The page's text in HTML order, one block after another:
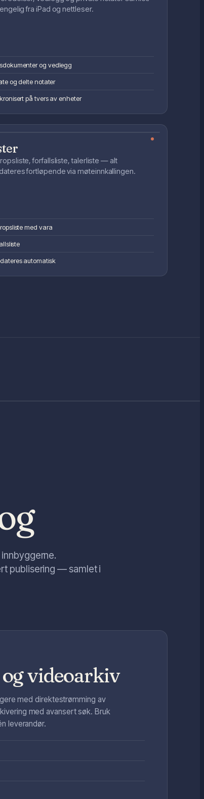
fra iPad og nettleser.
og vedlegg
og delte notater
på tvers av enheter
forfallsliste, talerliste — alt
fortløpende via møteinnkallingen.
med vara
automatisk
publisering — samlet i
videoarkiv
med direktestrømming av
med avansert søk. Bruk
leverandør.